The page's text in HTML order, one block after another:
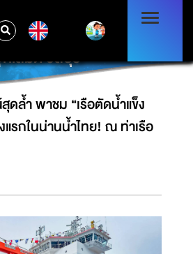
ดล้ำ พาชม “เรือตัดน้ำแข็ง
งแรกในน่านน้ำไทย! ณ ท่าเรือ
เสม็ด ชลบุรี
ดล้ำ พาชม “เรือตัดน้ำแข็ง
แรกในน่านน้ำไทย! ณ ท่าเรือ